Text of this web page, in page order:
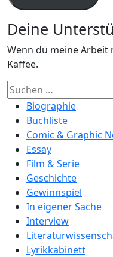
Deine
Wenn du meine
Kaffee.
Suchen
nach:Biographie
Buchliste
Comic & Graphic
Essay
Film & Serie
Geschichte
Gewinnspiel
In eigener Sache
Interview
Lyrikkabinett